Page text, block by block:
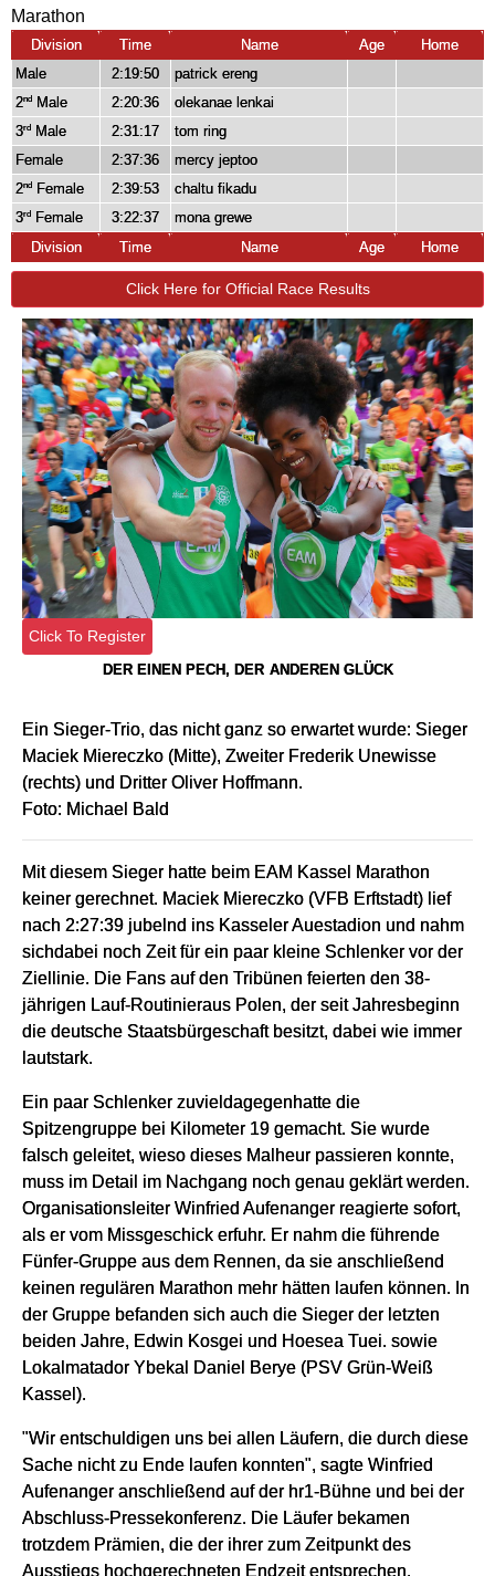
Marathon
Division Time Name Age
Home
Male
2:19:50
patrick ereng
2nd Male 2:20:36
olekanae lenkai
3rd Male 2:31:17
tom ring
Female
2:37:36
mercy jeptoo
2nd Female 2:39:53
chaltu fikadu
3rd Female 3:22:37
mona grewe
Division
Time Name Age Home
Click Here for Official Race Results
Click To Register
DER EINEN PECH, DER ANDEREN GLÜCK
Ein Sieger-Trio, das nicht ganz so erwartet wurde: Sieger
Maciek Miereczko (Mitte), Zweiter Frederik Unewisse
(rechts) und Dritter Oliver Hoffmann.
Foto: Michael Bald
Mit diesem Sieger hatte beim EAM Kassel Marathon
keiner gerechnet. Maciek Miereczko (VFB Erftstadt) lief
nach 2:27:39 jubelnd ins Kasseler Auestadion und nahm
sichdabei noch Zeit für ein paar kleine Schlenker vor der
Ziellinie. Die Fans auf den Tribünen feierten den 38-
jährigen Lauf-Routinieraus Polen, der seit Jahresbeginn
die deutsche Staatsbürgeschaft besitzt, dabei wie immer
lautstark.
Ein paar Schlenker zuvieldagegenhatte die
Spitzengruppe bei Kilometer 19 gemacht. Sie wurde
falsch geleitet, wieso dieses Malheur passieren konnte,
muss im Detail im Nachgang noch genau geklärt werden.
Organisationsleiter Winfried Aufenanger reagierte sofort,
als er vom Missgeschick erfuhr. Er nahm die führende
Fünfer-Gruppe aus dem Rennen, da sie anschließend
keinen regulären Marathon mehr hätten laufen können. In
der Gruppe befanden sich auch die Sieger der letzten
beiden Jahre, Edwin Kosgei und Hoesea Tuei. sowie
Lokalmatador Ybekal Daniel Berye (PSV Grün-Weiß
Kassel).
"Wir entschuldigen uns bei allen Läufern, die durch diese
Sache nicht zu Ende laufen konnten", sagte Winfried
Aufenanger anschließend auf der hr1-Bühne und bei der
Abschluss-Pressekonferenz. Die Läufer bekamen
trotzdem Prämien, die der ihrer zum Zeitpunkt des
Ausstiegs hochgerechneten Endzeit entsprechen.